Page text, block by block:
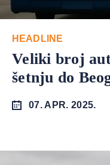
HEADLINE
Veliki broj
šetnju do
07. APR. 2025.